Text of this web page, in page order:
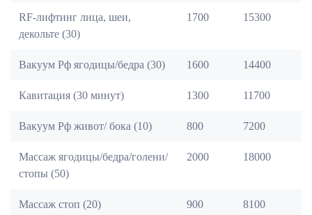
RF-лифтинг лица, шеи,
декольте (30)
1700 15300
Вакуум Рф ягодицы/бедра (30) 1600 14400
Кавитация (30 минут) 1300 11700
Вакуум Рф живот/ бока (10) 800 7200
Массаж ягодицы/бедра/голени/
стопы (50)
2000 18000
Массаж стоп (20) 900 8100